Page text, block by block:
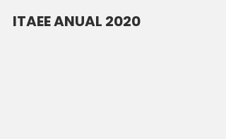
ITAEE ANUAL 2020